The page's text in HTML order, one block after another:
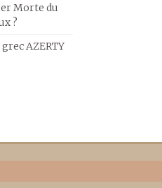
Morte du
?
AZERTY